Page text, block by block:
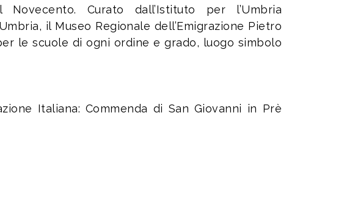
Curato dall’Istituto per l’Umbria
il Museo Regionale dell’Emigrazione Pietro
le scuole di ogni ordine e grado, luogo simbolo
Italiana: Commenda di San Giovanni in Prè